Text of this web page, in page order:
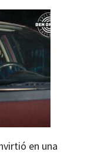
en una